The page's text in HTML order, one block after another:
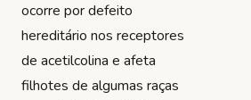
ocorre por defeito
hereditário nos receptores
de acetilcolina e afeta
filhotes de algumas raças